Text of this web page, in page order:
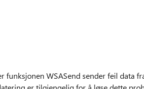
WSASend sender feil data